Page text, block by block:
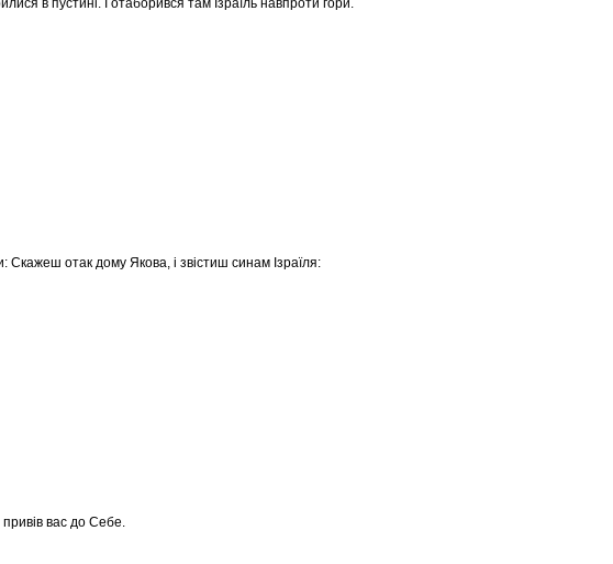
в пустині. І отаборився там Ізраїль навпроти гори.
Скажеш отак дому Якова, і звістиш синам Ізраїля:
вас до Себе.